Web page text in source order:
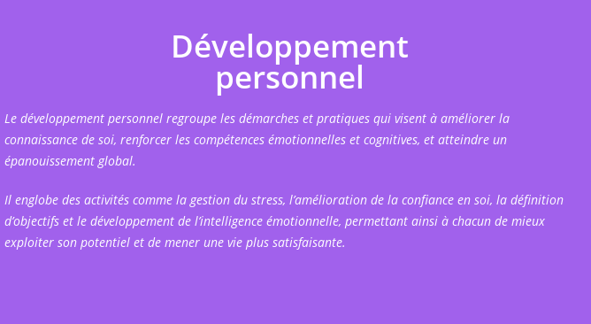
Développement
personnel
Le développement personnel regroupe les démarches et pratiques qui visent à améliorer la
connaissance de soi, renforcer les compétences émotionnelles et cognitives, et atteindre un
épanouissement global.
Il englobe des activités comme la gestion du stress, l’amélioration de la confiance en soi, la définition
d’objectifs et le développement de l’intelligence émotionnelle, permettant ainsi à chacun de mieux
exploiter son potentiel et de mener une vie plus satisfaisante.